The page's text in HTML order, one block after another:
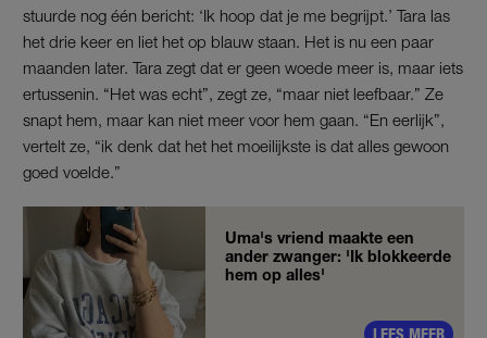
stuurde nog één bericht: ‘Ik hoop dat je me begrijpt.’ Tara las
het drie keer en liet het op blauw staan. Het is nu een paar
maanden later. Tara zegt dat er geen woede meer is, maar iets
ertussenin. “Het was echt”, zegt ze, “maar niet leefbaar.” Ze
snapt hem, maar kan niet meer voor hem gaan. “En eerlijk”,
vertelt ze, “ik denk dat het het moeilijkste is dat alles gewoon
goed voelde.”
Uma's vriend maakte een
ander zwanger: 'Ik blokkeerde
hem op alles'
LEES MEER